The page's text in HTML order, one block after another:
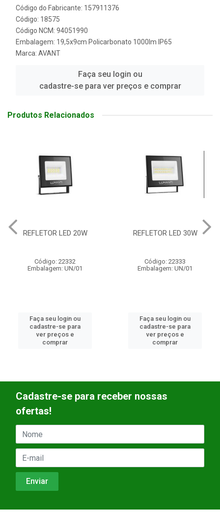
Código do Fabricante: 157911376
Código: 18575
Código NCM: 94051990
Embalagem: 19,5x9cm Policarbonato 1000lm IP65
Marca: AVANT
Faça seu login ou
cadastre-se para ver preços e comprar
Produtos Relacionados
REFLETOR LED 20W
Código: 22332
Embalagem: UN/01
Faça seu login ou
cadastre-se para
ver preços e
comprar
REFLETOR LED 30W
Código: 22333
Embalagem: UN/01
Faça seu login ou
cadastre-se para
ver preços e
comprar
Cadastre-se para receber nossas
ofertas!